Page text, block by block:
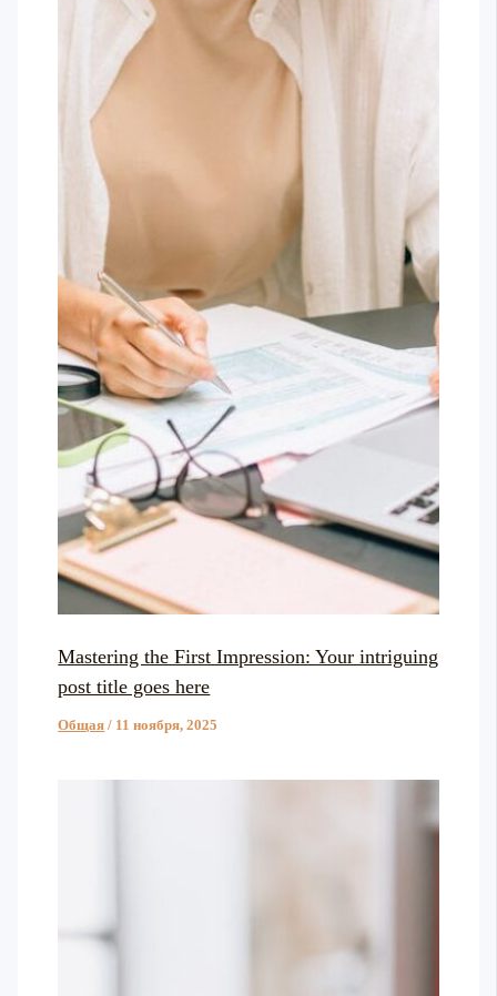
Mastering the First Impression: Your intriguing
post title goes here
Общая / 11 ноября, 2025